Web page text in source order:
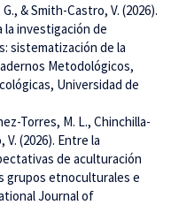
& Smith-Castro, V. (2026).
la investigación de
sistematización de la
Metodológicos,
Universidad de
Torres, M. L., Chinchilla-
(2026). Entre la
de aculturación
grupos etnoculturales e
Journal of